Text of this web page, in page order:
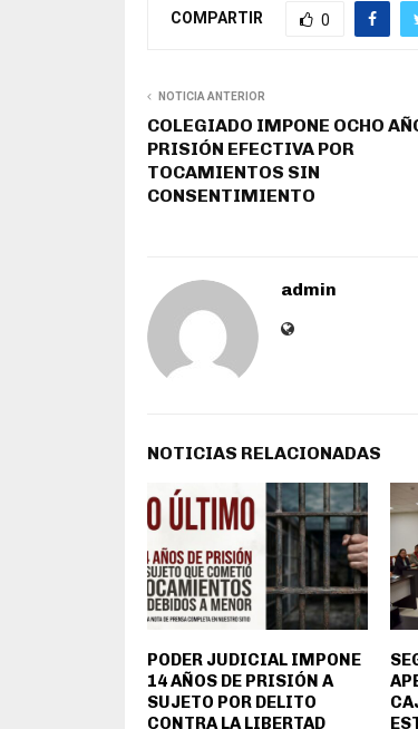
COMPARTIR 0
NOTICIA ANTERIOR
COLEGIADO IMPONE OCHO
PRISIÓN EFECTIVA POR
TOCAMIENTOS SIN
CONSENTIMIENTO
admin
NOTICIAS RELACIONADAS
PODER JUDICIAL IMPONE
14 AÑOS DE PRISIÓN A
SUJETO POR DELITO
CONTRA LA LIBERTAD